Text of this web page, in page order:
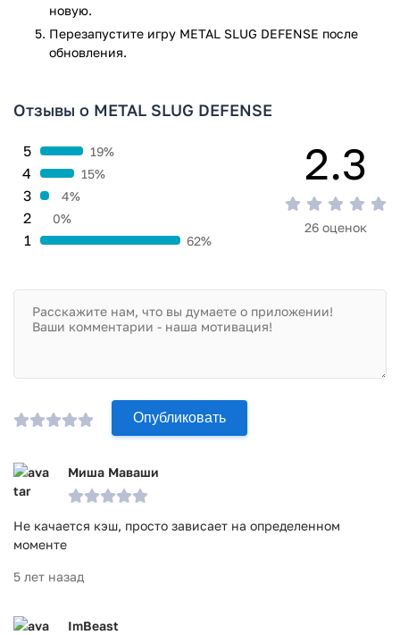
Игра METAL SLUG DEFENSE прошла проверку антивирусом
VirusTotal. В результате проверки по всем последним
сигнатурам заражения файлов не выявлено.
новую.
Перезапустите игру METAL SLUG DEFENSE после
обновления.
Отзывы о METAL SLUG DEFENSE
1 62%
2 0%
3 4%
4 15%
5 19% 2.3
26 оценок
Опубликовать
Миша Маваши
Не качается кэш, просто зависает на определенном
моменте
5 лет назад
ImBeast